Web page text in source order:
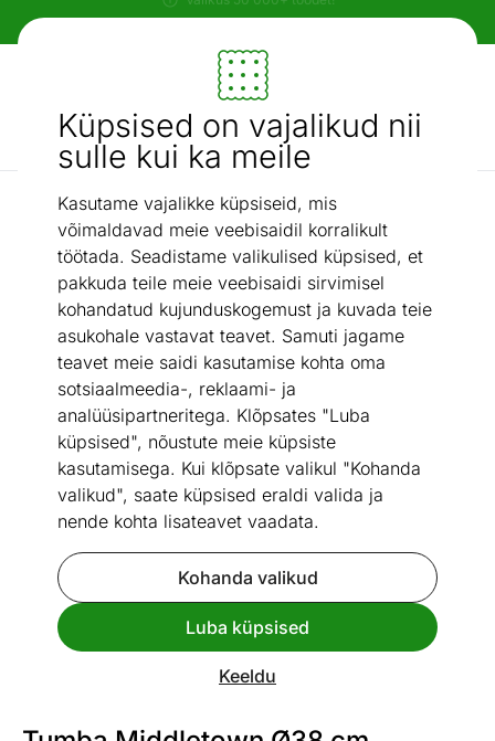
Küpsised on vajalikud nii
sulle kui ka meile
Kasutame vajalikke küpsiseid, mis
võimaldavad meie veebisaidil korralikult
töötada. Seadistame valikulised küpsised, et
pakkuda teile meie veebisaidi sirvimisel
kohandatud kujunduskogemust ja kuvada teie
asukohale vastavat teavet. Samuti jagame
teavet meie saidi kasutamise kohta oma
sotsiaalmeedia-, reklaami- ja
analüüsipartneritega. Klõpsates "Luba
küpsised", nõustute meie küpsiste
kasutamisega. Kui klõpsate valikul "Kohanda
valikud", saate küpsised eraldi valida ja
nende kohta lisateavet vaadata.
Kohanda valikud
Luba küpsised
Keeldu
Paindlikud ja mugavad makseviisid!
Mööbel ja sisustus - ON24
Otsi...
AI otsing
Parimad pakkumised / Tumba Middletown Ø38 cm
Vaata sarnaseid